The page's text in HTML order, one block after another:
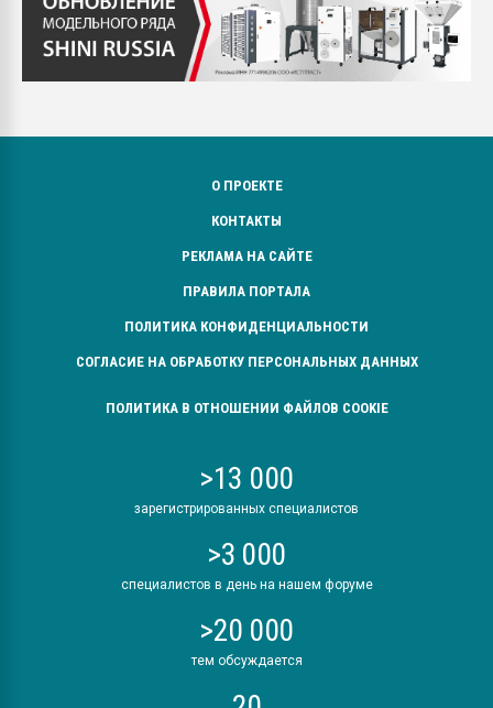
О ПРОЕКТЕ
КОНТАКТЫ
РЕКЛАМА НА САЙТЕ
ПРАВИЛА ПОРТАЛА
ПОЛИТИКА КОНФИДЕНЦИАЛЬНОСТИ
СОГЛАСИЕ НА ОБРАБОТКУ ПЕРСОНАЛЬНЫХ ДАННЫХ
ПОЛИТИКА В ОТНОШЕНИИ ФАЙЛОВ COOKIE
>13 000
зарегистрированных специалистов
>3 000
специалистов в день на нашем форуме
>20 000
тем обсуждается